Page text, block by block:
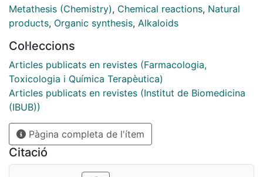
Metathesis (Chemistry), Chemical reactions, Natural
products, Organic synthesis, Alkaloids
Col·leccions
Articles publicats en revistes (Farmacologia,
Toxicologia i Química Terapèutica)
Articles publicats en revistes (Institut de Biomedicina
(IBUB))
Pàgina completa de l'ítem
Citació